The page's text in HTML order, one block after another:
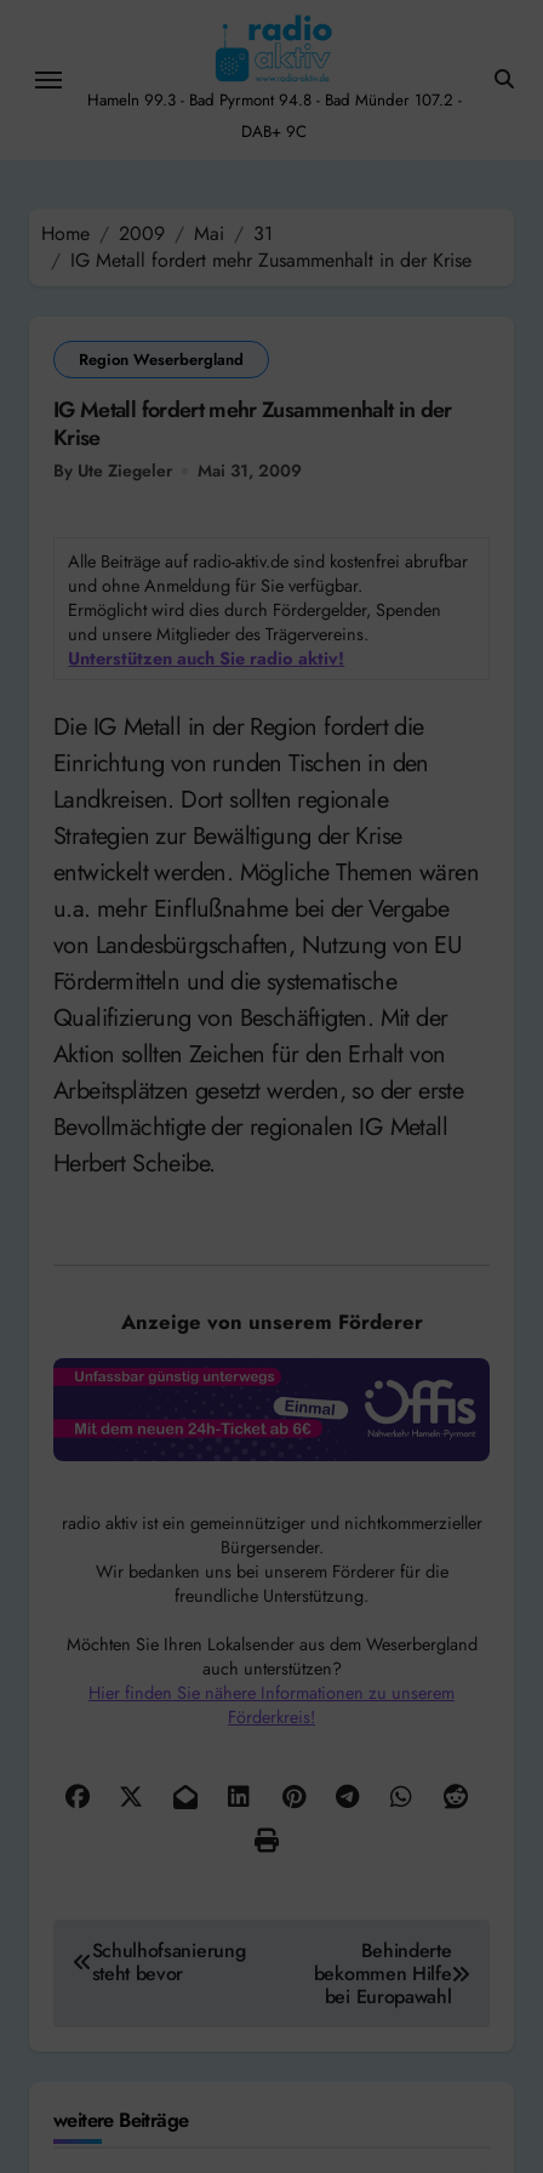
content
Hameln 99.3 - Bad Pyrmont 94.8 - Bad Münder 107.2 -
DAB+ 9C
Home 2009 Mai
31
IG Metall fordert mehr Zusammenhalt in der Krise
Region Weserbergland
IG Metall fordert mehr Zusammenhalt in der
Krise
By Ute Ziegeler Mai 31, 2009
Alle Beiträge auf radio-aktiv.de sind kostenfrei abrufbar
und ohne Anmeldung für Sie verfügbar.
Ermöglicht wird dies durch Fördergelder, Spenden
und unsere Mitglieder des Trägervereins.
Unterstützen auch Sie radio aktiv!
Die IG Metall in der Region fordert die
Einrichtung von runden Tischen in den
Landkreisen. Dort sollten regionale
Strategien zur Bewältigung der Krise
entwickelt werden. Mögliche Themen wären
u.a. mehr Einflußnahme bei der Vergabe
von Landesbürgschaften, Nutzung von EU
Fördermitteln und die systematische
Qualifizierung von Beschäftigten. Mit der
Aktion sollten Zeichen für den Erhalt von
Arbeitsplätzen gesetzt werden, so der erste
Bevollmächtigte der regionalen IG Metall
Herbert Scheibe.
Anzeige von unserem Förderer
radio aktiv ist ein gemeinnütziger und nichtkommerzieller
Bürgersender.
Wir bedanken uns bei unserem Förderer für die
freundliche Unterstützung.
Möchten Sie Ihren Lokalsender aus dem Weserbergland
auch unterstützen?
Hier finden Sie nähere Informationen zu unserem
Förderkreis!
Beitragsnavigation
Schulhofsanierung
steht bevor
Behinderte
bekommen Hilfe
bei Europawahl
weitere Beiträge